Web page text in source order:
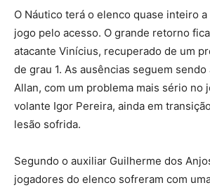
O Náutico terá o elenco quase inteiro
jogo pelo acesso. O grande retorno
atacante Vinícius, recuperado de um
de grau 1. As ausências seguem
Allan, com um problema mais sério no
volante Igor Pereira, ainda em
lesão sofrida.
Segundo o auxiliar Guilherme dos
jogadores do elenco sofreram com